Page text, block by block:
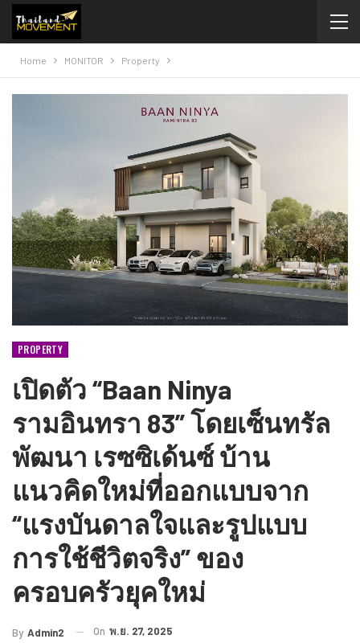
Home MONITOR Property
PROPERTY
เปิดตัว “Baan Ninya
รามอินทรา 83” โดยเซ็นทรัล
พัฒนา เรซซิเด้นซ์ บ้าน
แนวคิดใหม่ที่ออกแบบจาก
“แรงบันดาลใจและรูปแบบ
การใช้ชีวิตจริง” ของ
ครอบครัวยุคใหม่
By Admin2 On พ.ย. 27, 2025